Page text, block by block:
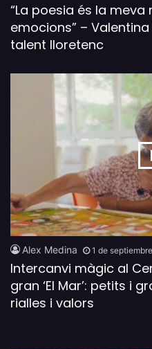
“La poesia és la
emocions” –
talent lloretenc
Alex Medina 1 de
Intercanvi màgic al
gran ‘El Mar’: petits i
rialles i valors